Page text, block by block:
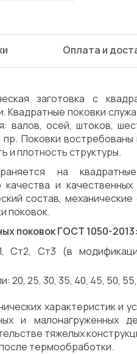
обработка
Оплата и
заготовка с
Квадратные поковки
валов, осей, штоков,
Поковки востребованы
и плотность структуры.
на
и
состав, механические
поковок.
поковок ГОСТ 1050-2013:
Ст2, Ст3 (в
20, 25, 30, 35, 40, 45, 50,
характеристик и
и малонагруженных
тяжелых
термообработки.